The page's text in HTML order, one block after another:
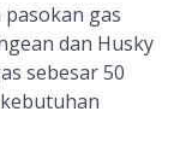
gas
dan Husky
sebesar 50